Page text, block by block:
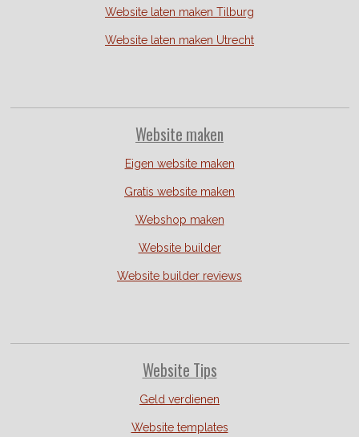
Website laten maken Tilburg
Website laten maken Utrecht
Website maken
Eigen website maken
Gratis website maken
Webshop maken
Website builder
Website builder reviews
Website Tips
Geld verdienen
Website templates